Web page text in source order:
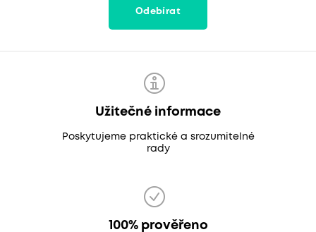
Odebírat
Užitečné informace
Poskytujeme praktické a srozumitelné
rady
100% prověřeno